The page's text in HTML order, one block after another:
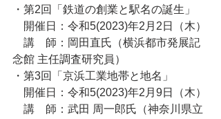
・第2回「鉄道の創業と駅名の誕生」
開催日：令和5(2023)年2月2日（木）
講　師：岡田直氏（横浜都市発展記
念館 主任調査研究員）
・第3回「京浜工業地帯と地名」
開催日：令和5(2023)年2月9日（木）
講　師：武田 周一郎氏（神奈川県立